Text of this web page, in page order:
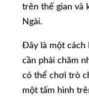
trên thế gian và
Ngài.
Đây là một cách
cần phải chăm
có thể chơi trò
một tấm hình